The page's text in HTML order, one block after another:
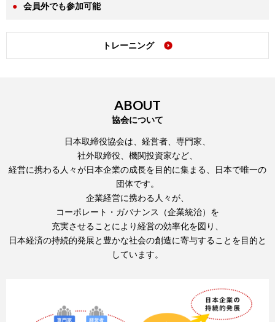
会員外でも参加可能
トレーニング
ABOUT
協会について
日本取締役協会は、経営者、専門家、
社外取締役、機関投資家など、
経営に携わる人々が日本企業の成長を目的に集まる、日本で唯一の
団体です。
企業経営に携わる人々が、
コーポレート・ガバナンス（企業統治）を
充実させることにより経営の効率化を図り、
日本経済の持続的発展と豊かな社会の創造に寄与することを目的と
しています。